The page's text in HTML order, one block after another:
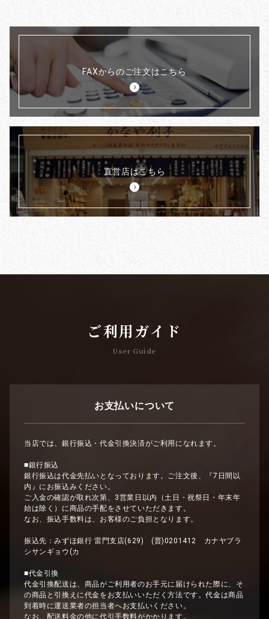
FAXからのご注文はこちら
直営店はこちら
ご利用ガイド
User Guide
お支払いについて
当店では、銀行振込・代金引換決済がご利用になれます。
■銀行振込
銀行振込は代金先払いとなっております。ご注文後、『7日間以
内』にお振込みください。
ご入金の確認が取れ次第、3営業日以内（土日・祝祭日・年末年
始は除く）に商品の手配をさせていただきます。
なお、振込手数料は、お客様のご負担となります。
振込先：みずほ銀行 雷門支店(629) (普)0201412 カナヤブラ
シサンギョウ(カ
■代金引換
代金引換配送は、商品がご利用者のお手元に届けられた際に、そ
の商品と引換えに代金をお支払いいただく方法です。代金は商品
到着時に運送業者の担当者へお支払いください。
なお、配送料金の他に代引手数料がかかります。